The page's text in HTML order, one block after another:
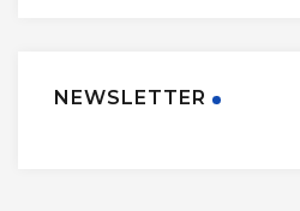
NEWSLETTER